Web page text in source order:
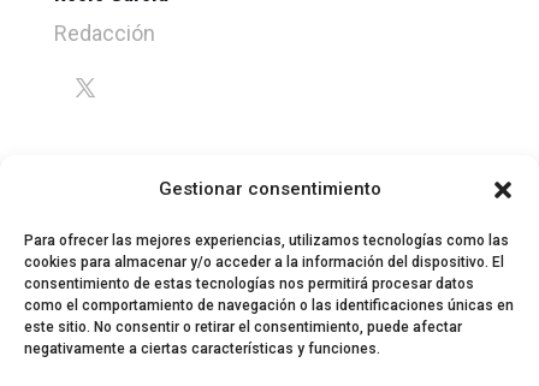
Gestionar consentimiento
Para ofrecer las mejores experiencias, utilizamos tecnologías como las
cookies para almacenar y/o acceder a la información del dispositivo. El
consentimiento de estas tecnologías nos permitirá procesar datos
como el comportamiento de navegación o las identificaciones únicas en
este sitio. No consentir o retirar el consentimiento, puede afectar
negativamente a ciertas características y funciones.
Redacción